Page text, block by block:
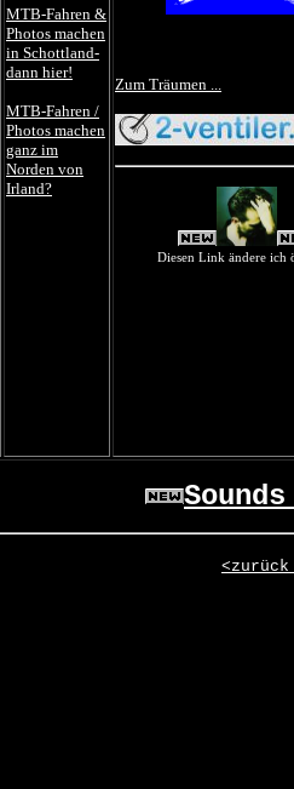
MTB-Fahren &
Photos machen
in Schottland-
dann hier!
MTB-Fahren /
Photos machen
ganz im
Norden von
Irland?
Zum Träumen ...
Diesen Link ändere ich